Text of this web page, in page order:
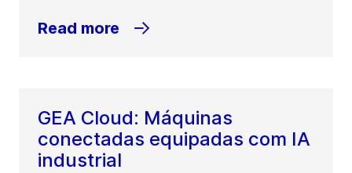
Read more
GEA Cloud: Máquinas
conectadas equipadas com IA
industrial